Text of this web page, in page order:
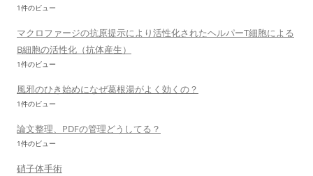
1件のビュー
マクロファージの抗原提示により活性化されたヘルパーT細胞による
B細胞の活性化（抗体産生）
1件のビュー
風邪のひき始めになぜ葛根湯がよく効くの？
1件のビュー
論文整理、PDFの管理どうしてる？
1件のビュー
硝子体手術